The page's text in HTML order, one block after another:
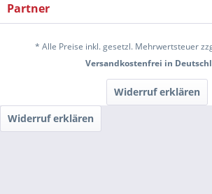
Partner
* Alle Preise inkl. gesetzl. Mehrwertsteuer
Versandkostenfrei in
Widerruf erklären
Widerruf erklären